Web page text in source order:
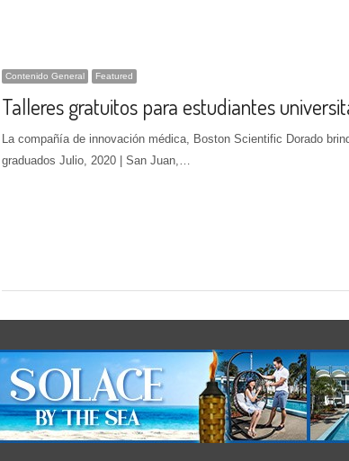
Contenido General Featured
Talleres gratuitos para estudiantes
La compañía de innovación médica, Boston Scientific Dorado
graduados Julio, 2020 | San Juan,…